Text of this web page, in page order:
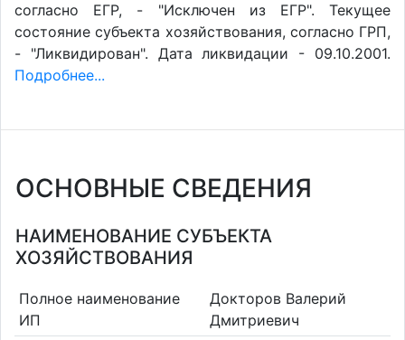
согласно ЕГР, - "Исключен из ЕГР". Текущее
состояние субъекта хозяйствования, согласно ГРП,
- "Ликвидирован". Дата ликвидации - 09.10.2001.
Подробнее...
ОСНОВНЫЕ СВЕДЕНИЯ
НАИМЕНОВАНИЕ СУБЪЕКТА
ХОЗЯЙСТВОВАНИЯ
Полное наименование
ИП
Докторов Валерий
Дмитриевич